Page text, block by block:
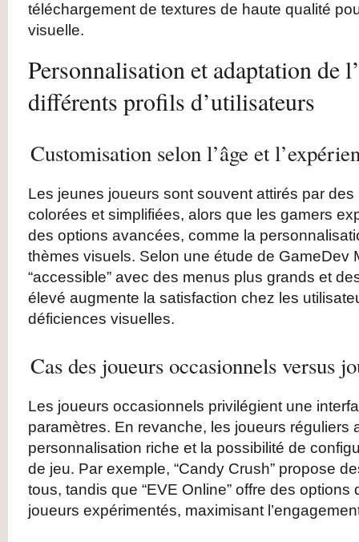
téléchargement de textures de haute qualité
visuelle.
Personnalisation et adaptation de
différents profils d’utilisateurs
Customisation selon l’âge et
Les jeunes joueurs sont souvent attirés par
colorées et simplifiées, alors que les gamers
des options avancées, comme la
thèmes visuels. Selon une étude de GameDev
“accessible” avec des menus plus grands et
élevé augmente la satisfaction chez les
déficiences visuelles.
Cas des joueurs occasionnels versus
Les joueurs occasionnels privilégient une
paramètres. En revanche, les joueurs réguliers
personnalisation riche et la possibilité de
de jeu. Par exemple, “Candy Crush” propose
tous, tandis que “EVE Online” offre des options
joueurs expérimentés, maximisant